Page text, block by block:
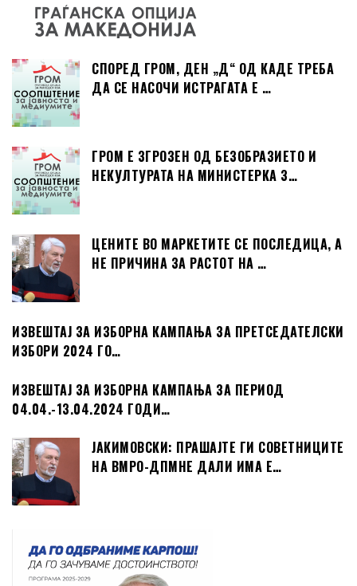
СПОРЕД ГРОМ, ДЕН „Д“ ОД КАДЕ ТРЕБА
ДА СЕ НАСОЧИ ИСТРАГАТА Е …
ГРОМ Е ЗГРОЗЕН ОД БЕЗОБРАЗИЕТО И
НЕКУЛТУРАТА НА МИНИСТЕРКА З…
ЦЕНИТЕ ВО МАРКЕТИТЕ СЕ ПОСЛЕДИЦА, А
НЕ ПРИЧИНА ЗА РАСТОТ НА …
ИЗВЕШТАЈ ЗА ИЗБОРНА КАМПАЊА ЗА ПРЕТСЕДАТЕЛСКИ
ИЗБОРИ 2024 ГО…
ИЗВЕШТАЈ ЗА ИЗБОРНА КАМПАЊА ЗА ПЕРИОД
04.04.-13.04.2024 ГОДИ…
ЈАКИМОВСКИ: ПРАШАЈТЕ ГИ СОВЕТНИЦИТЕ
НА ВМРО-ДПМНЕ ДАЛИ ИМА Е…